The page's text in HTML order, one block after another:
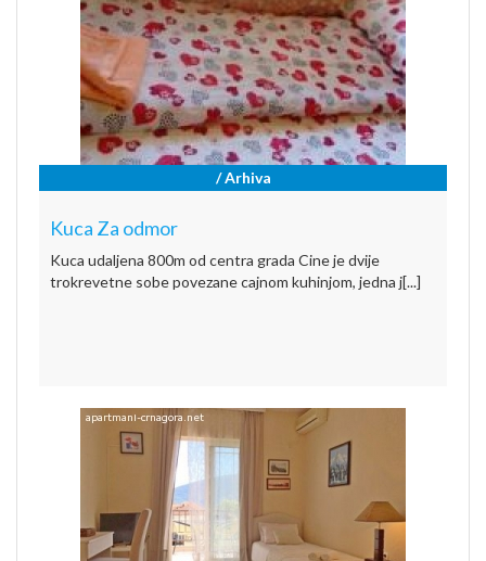
/ Arhiva
Kuca Za odmor
Kuca udaljena 800m od centra grada Cine je dvije
trokrevetne sobe povezane cajnom kuhinjom, jedna j[...]